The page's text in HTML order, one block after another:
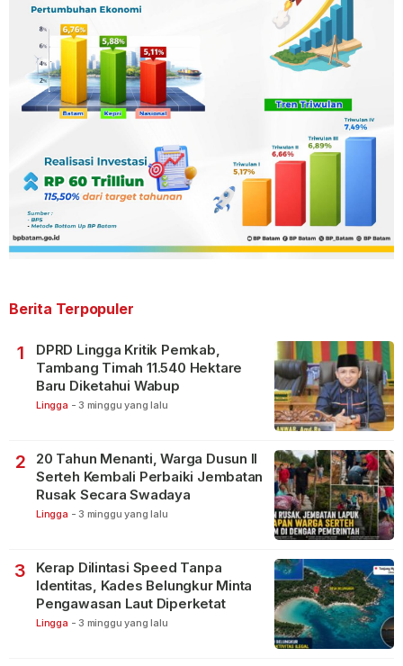
Berita Terpopuler
1
DPRD Lingga Kritik Pemkab,
Tambang Timah 11.540 Hektare
Baru Diketahui Wabup
Lingga - 3 minggu yang lalu
2
20 Tahun Menanti, Warga Dusun II
Serteh Kembali Perbaiki Jembatan
Rusak Secara Swadaya
Lingga - 3 minggu yang lalu
3
Kerap Dilintasi Speed Tanpa
Identitas, Kades Belungkur Minta
Pengawasan Laut Diperketat
Lingga - 3 minggu yang lalu